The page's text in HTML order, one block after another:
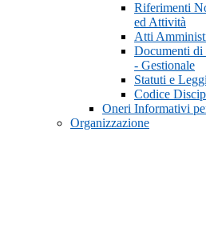
Riferimenti
ed Attività
Atti
Documenti di
- Gestionale
Statuti e
Codice
Oneri Informativi
Organizzazione